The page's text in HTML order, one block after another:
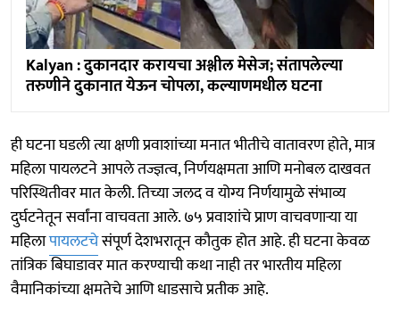
Kalyan : दुकानदार करायचा अश्लील मेसेज; संतापलेल्या
तरुणीने दुकानात येऊन चोपला, कल्याणमधील घटना
ही घटना घडली त्या क्षणी प्रवाशांच्या मनात भीतीचे वातावरण होते, मात्र
महिला पायलटने आपले तज्ज्ञत्व, निर्णयक्षमता आणि मनोबल दाखवत
परिस्थितीवर मात केली. तिच्या जलद व योग्य निर्णयामुळे संभाव्य
दुर्घटनेतून सर्वांना वाचवता आले. ७५ प्रवाशांचे प्राण वाचवणाऱ्या या
महिलापायलटचेसंपूर्ण देशभरातून कौतुक होत आहे. ही घटना केवळ
तांत्रिक बिघाडावर मात करण्याची कथा नाही तर भारतीय महिला
वैमानिकांच्या क्षमतेचे आणि धाडसाचे प्रतीक आहे.